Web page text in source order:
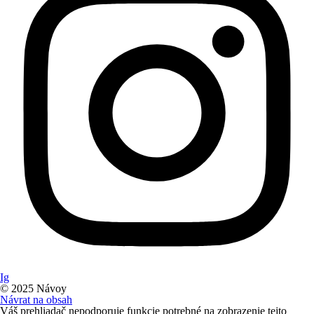
Ig
© 2025 Návoy
Návrat na obsah
Váš prehliadač nepodporuje funkcie potrebné na zobrazenie tejto